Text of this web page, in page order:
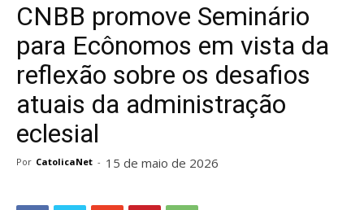
CNBB promove Seminário
para Ecônomos em vista da
reflexão sobre os desafios
atuais da administração
eclesial
Por CatolicaNet - 15 de maio de 2026